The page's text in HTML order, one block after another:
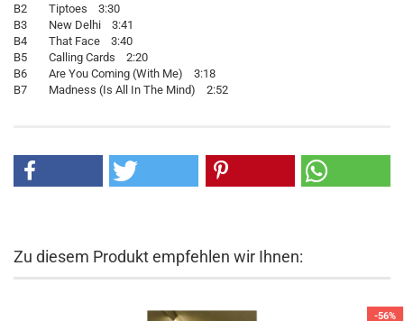
B2 Tiptoes 3:30
B3 New Delhi 3:41
B4 That Face 3:40
B5 Calling Cards 2:20
B6 Are You Coming (With Me) 3:18
B7 Madness (Is All In The Mind) 2:52
Zu diesem Produkt empfehlen wir Ihnen:
-56%